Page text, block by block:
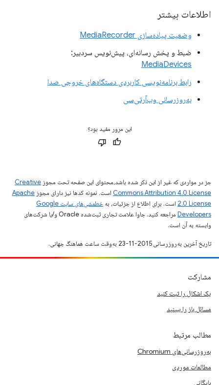
اطلاعات بیشتر
وضعیت پیاده‌سازی MediaRecorder
ضبط و پخش رسانه‌ای، پیش‌نویس سردبیر:
MediaDevices
رابط برنامه‌نویسی کاربردی دستگاه‌های خروجی صدا
به‌روزرسانی وب‌آرتی‌سی
این مرور مفید بود؟
جز در مواردی که غیر از این ذکر شده باشد،‌محتوای این صفحه تحت مجوز Creative
Commons Attribution 4.0 License است. نمونه کدها نیز دارای مجوز Apache
2.0 License است. برای اطلاع از جزئیات، به
خطمشی‌های سایت Google
Developers‏
مراجعه کنید. جاوا علامت تجاری ثبت‌شده Oracle و/یا شرکت‌های
وابسته به آن است.
تاریخ آخرین به‌روزرسانی 2015-11-23 به‌وقت ساعت هماهنگ جهانی.
مشارکت
یک اشکال را ثبت کنید
مسائل باز را ببینید
مطالب مرتبط
به‌روزرسانی‌های Chromium
مطالعات موردی
بایگانی